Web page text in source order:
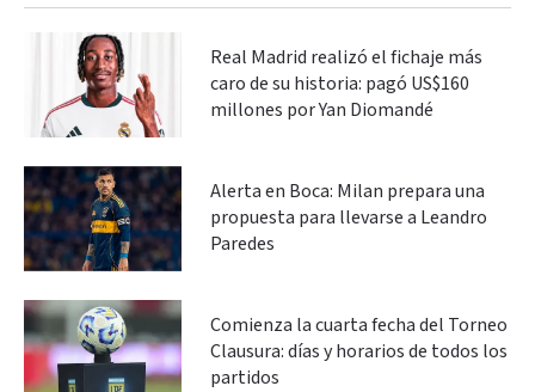
Real Madrid realizó el fichaje más
caro de su historia: pagó US$160
millones por Yan Diomandé
Alerta en Boca: Milan prepara una
propuesta para llevarse a Leandro
Paredes
Comienza la cuarta fecha del Torneo
Clausura: días y horarios de todos los
partidos